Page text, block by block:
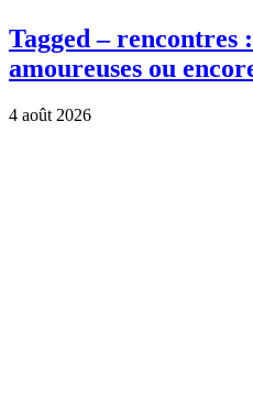
Tagged – rencontres
amoureuses ou
4 août 2026